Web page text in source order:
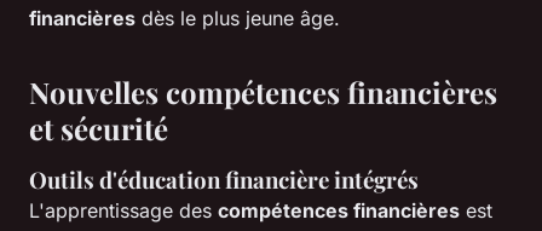
financières dès le plus jeune âge.
Nouvelles compétences financières
et sécurité
Outils d'éducation financière intégrés
L'apprentissage des compétences financières est